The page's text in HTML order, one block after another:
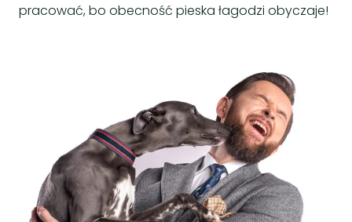
pracować, bo obecność pieska łagodzi obyczaje!